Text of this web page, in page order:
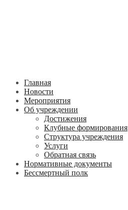
Главная
Новости
Мероприятия
Об учреждении
Достижения
Клубные формирования
Структура учреждения
Услуги
Обратная связь
Нормативные документы
Бессмертный полк